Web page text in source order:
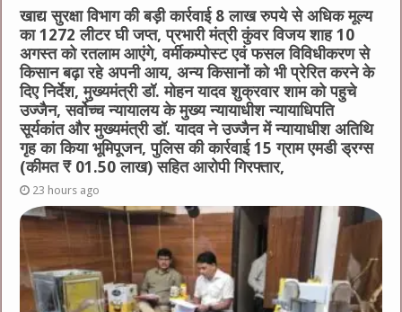
खाद्य सुरक्षा विभाग की बड़ी कार्रवाई 8 लाख रुपये से अधिक मूल्य
का 1272 लीटर घी जप्त, प्रभारी मंत्री कुंवर विजय शाह 10
अगस्त को रतलाम आएंगे, वर्मीकम्पोस्ट एवं फसल विविधीकरण से
किसान बढ़ा रहे अपनी आय, अन्य किसानों को भी प्रेरित करने के
दिए निर्देश, मुख्यमंत्री डॉ. मोहन यादव शुक्रवार शाम को पहुचे
उज्जैन, सर्वोच्च न्यायालय के मुख्‍य न्‍यायाधीश न्यायाधिपति
सूर्यकांत और मुख्यमंत्री डॉ. यादव ने उज्जैन में न्यायाधीश अतिथि
गृह का किया भूमिपूजन, पुलिस की कार्रवाई 15 ग्राम एमडी ड्रग्स
(कीमत ₹ 01.50 लाख) सहित आरोपी गिरफ्तार,
23 hours ago